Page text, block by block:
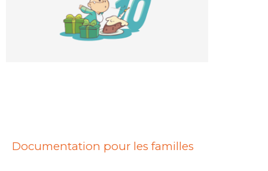
Documentation pour les familles